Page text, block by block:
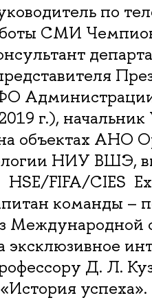
по
СМИ
г.),
объектах АНО
НИУ ВШЭ,
FIFA/CIES
команды –
Международной
эксклюзивное
Д. Л.
успеха».